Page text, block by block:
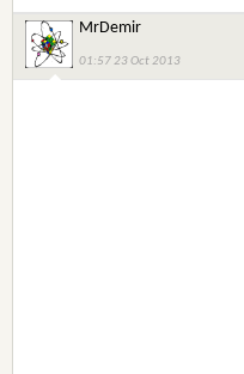
MrDemir
01:57 23 Oct 2013